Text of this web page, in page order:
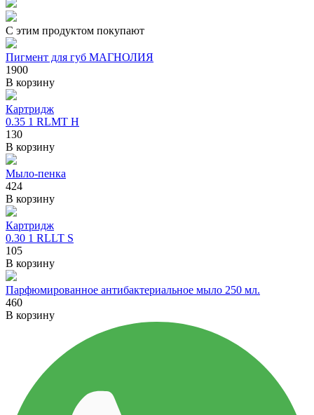
С этим продуктом покупают
Пигмент для губ МАГНОЛИЯ
1900
В корзину
Картридж
0.35 1 RLMT H
130
В корзину
Мыло-пенка
424
В корзину
Картридж
0.30 1 RLLT S
105
В корзину
Парфюмированное антибактериальное мыло 250 мл.
460
В корзину